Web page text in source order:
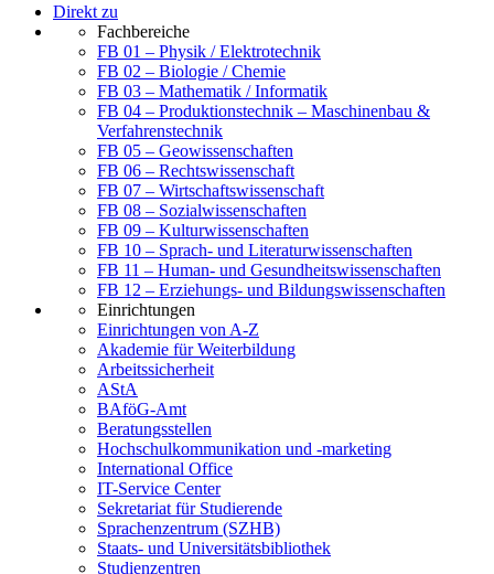
Direkt zu
Fachbereiche
FB 01 – Physik / Elektrotechnik
FB 02 – Biologie / Chemie
FB 03 – Mathematik / Informatik
FB 04 – Produktionstechnik – Maschinenbau &
Verfahrenstechnik
FB 05 – Geowissenschaften
FB 06 – Rechtswissenschaft
FB 07 – Wirtschaftswissenschaft
FB 08 – Sozialwissenschaften
FB 09 – Kulturwissenschaften
FB 10 – Sprach- und Literaturwissenschaften
FB 11 – Human- und Gesundheitswissenschaften
FB 12 – Erziehungs- und Bildungswissenschaften
Einrichtungen
Einrichtungen von A-Z
Akademie für Weiterbildung
Arbeitssicherheit
AStA
BAföG-Amt
Beratungsstellen
Hochschulkommunikation und -marketing
International Office
IT-Service Center
Sekretariat für Studierende
Sprachenzentrum (SZHB)
Staats- und Universitätsbibliothek
Studienzentren